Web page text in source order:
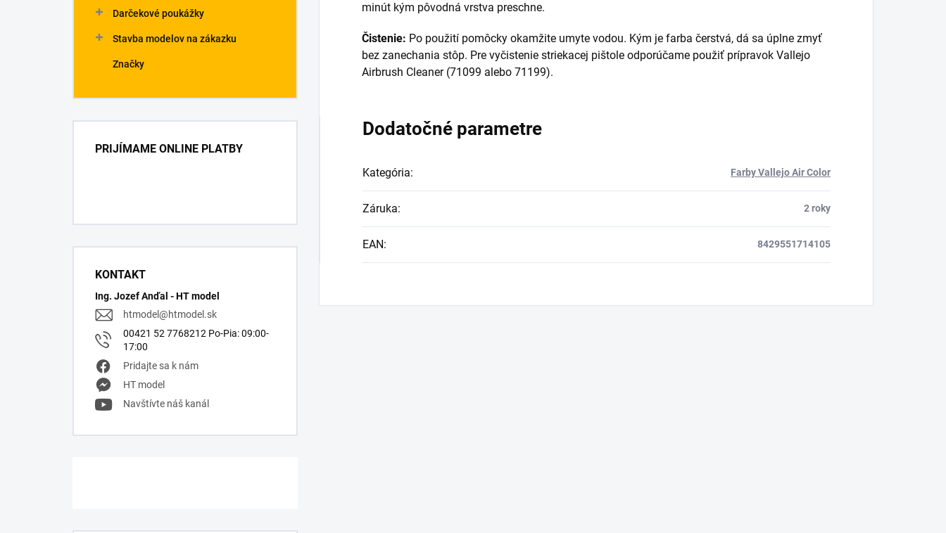
Darčekové poukážky
Stavba modelov na zákazku
Značky
PRIJÍMAME ONLINE PLATBY
KONTAKT
Ing. Jozef Anďal - HT model
htmodel@htmodel.sk
00421 52 7768212 Po-Pia: 09:00-
17:00
Pridajte sa k nám
HT model
Navštívte náš kanál
minút kým pôvodná vrstva preschne.
Čistenie: Po použití pomôcky okamžite umyte vodou. Kým je farba čerstvá, dá sa úplne zmyť
bez zanechania stôp. Pre vyčistenie striekacej pištole odporúčame použiť prípravok Vallejo
Airbrush Cleaner (71099 alebo 71199).
Dodatočné parametre
Kategória: Farby Vallejo Air Color
Záruka: 2 roky
EAN: 8429551714105